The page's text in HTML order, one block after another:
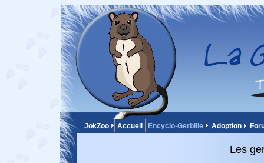
JokZoo Accueil Encyclo-Gerbille Adoption
Les